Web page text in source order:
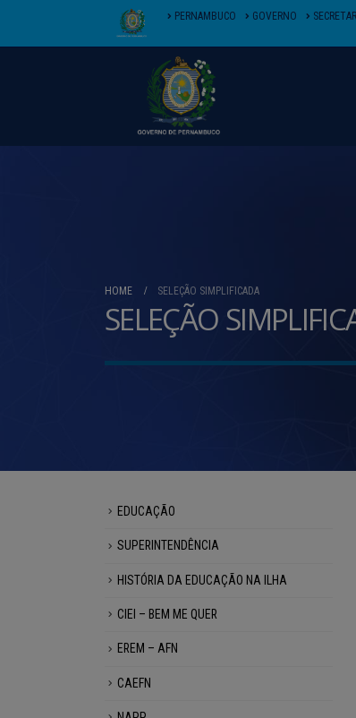
PERNAMBUCO GOVERNO
HOME SELEÇÃO SIMPLIFICADA
SELEÇÃO
EDUCAÇÃO
SUPERINTENDÊNCIA
HISTÓRIA DA EDUCAÇÃO NA ILHA
CIEI – BEM ME QUER
EREM – AFN
CAEFN